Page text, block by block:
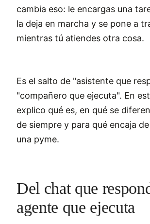
cambia eso: le encargas una
la deja en marcha y se pone a
mientras tú atiendes otra cosa.
Es el salto de "asistente que
"compañero que ejecuta". En
explico qué es, en qué se
de siempre y para qué encaja
una pyme.
Del chat que
agente que ejecuta